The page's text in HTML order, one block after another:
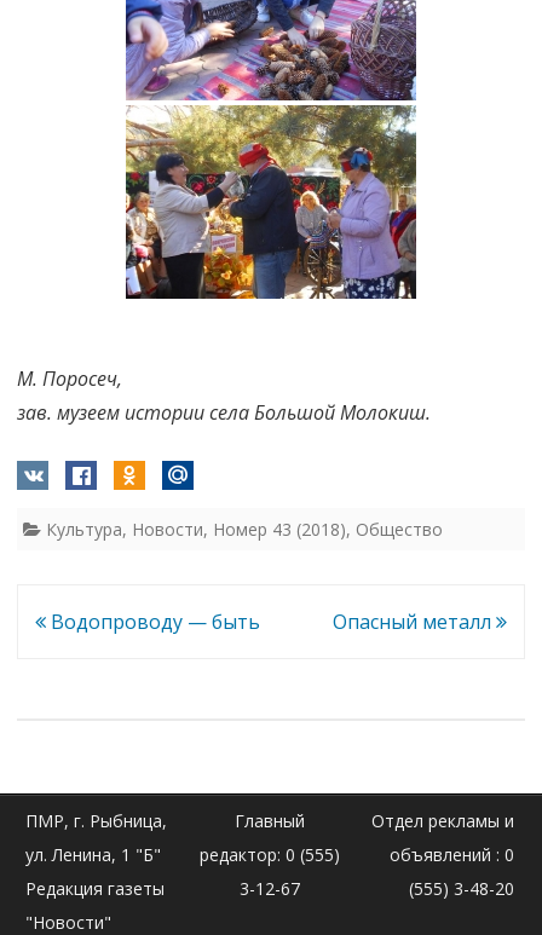
М. Поросеч,
зав. музеем истории села Большой Молокиш.
Культура, Новости, Номер 43 (2018), Общество
Навигация
Водопроводу — быть Опасный металл
ПМР, г. Рыбница,
ул. Ленина, 1 "Б"
Редакция газеты
"Новости"
Главный
редактор: 0 (555)
3-12-67
Отдел рекламы и
объявлений : 0
(555) 3-48-20